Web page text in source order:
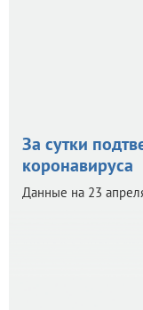
За сутки
коронавируса
Данные на 23